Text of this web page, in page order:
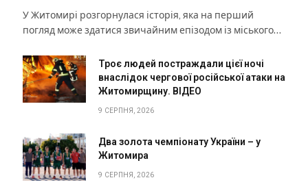
У Житомирі розгорнулася історія, яка на перший
погляд може здатися звичайним епізодом із міського…
Троє людей постраждали цієї ночі
внаслідок чергової російської атаки на
Житомирщину. ВІДЕО
9 СЕРПНЯ, 2026
Два золота чемпіонату України – у
Житомира
9 СЕРПНЯ, 2026